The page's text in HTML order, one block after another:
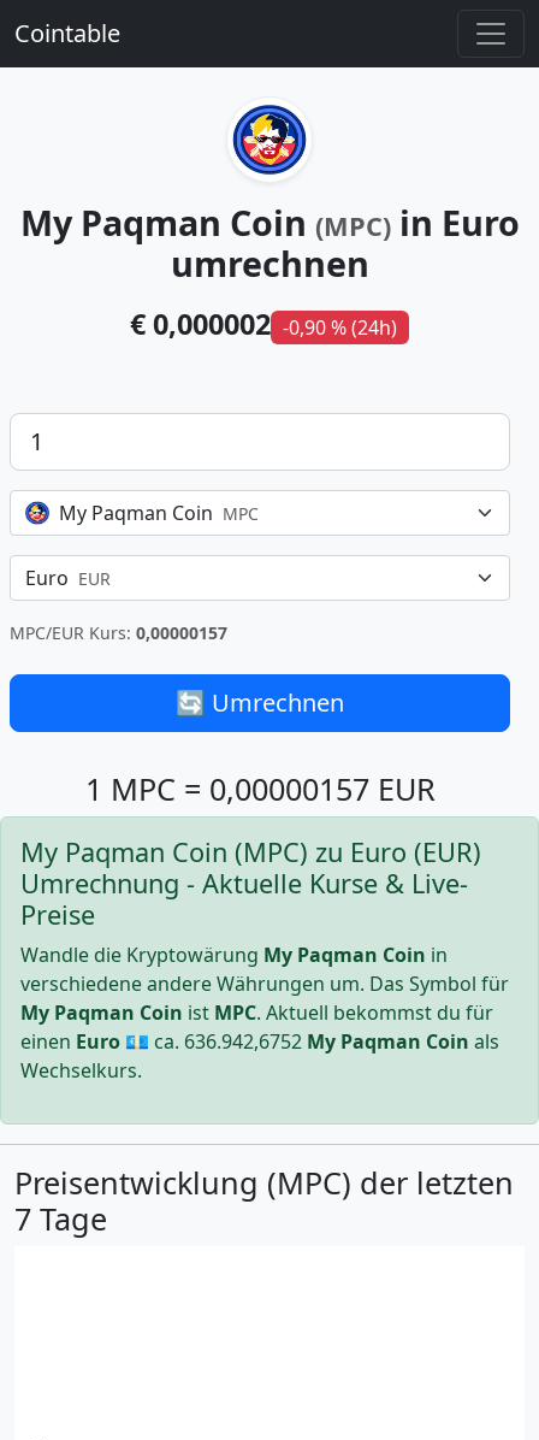
Cointable
My Paqman Coin (MPC)in Euro
umrechnen
€ 0,000002 -0,90 % (24h)
Betrag
My Paqman Coin MPC
Euro EUR
MPC/EUR Kurs: 0,00000157
🔄 Umrechnen
1 MPC = 0,00000157 EUR
My Paqman Coin (MPC) zu Euro (EUR)
Umrechnung - Aktuelle Kurse & Live-
Preise
Wandle die Kryptowärung My Paqman Coin in
verschiedene andere Währungen um. Das Symbol für
My Paqman Coin ist MPC. Aktuell bekommst du für
einen Euro 💶 ca. 636.942,6752 My Paqman Coin als
Wechselkurs.
Preisentwicklung (MPC) der letzten
7 Tage